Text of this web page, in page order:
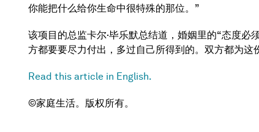
你能把什么给你生命中很特殊的那位。”
该项目的总监卡尔·毕乐默总结道，婚姻里的“态度
方都要要尽力付出，多过自己所得到的。双方都为
Read this article in English.
©家庭生活。版权所有。